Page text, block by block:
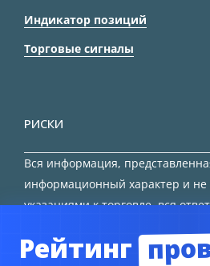
Индикатор позиций
Торговые сигналы
РИСКИ
Вся информация,
информационный характер и
указаниями к торговле, вся
Рейтинг